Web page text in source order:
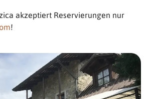
akzeptiert Reservierungen nur
!